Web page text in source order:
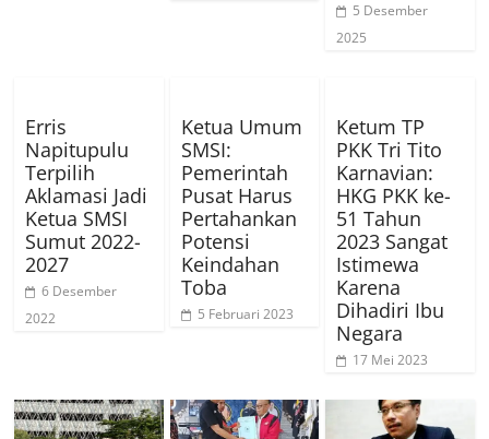
5 Desember
2025
Erris
Napitupulu
Terpilih
Aklamasi Jadi
Ketua SMSI
Sumut 2022-
2027
6 Desember
2022
Ketua Umum
SMSI:
Pemerintah
Pusat Harus
Pertahankan
Potensi
Keindahan
Toba
5 Februari 2023
Ketum TP
PKK Tri Tito
Karnavian:
HKG PKK ke-
51 Tahun
2023 Sangat
Istimewa
Karena
Dihadiri Ibu
Negara
17 Mei 2023